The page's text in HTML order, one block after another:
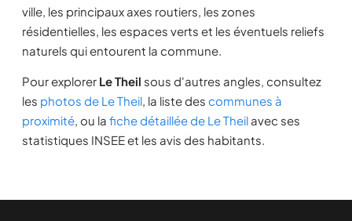
ville, les principaux axes routiers, les zones
résidentielles, les espaces verts et les éventuels reliefs
naturels qui entourent la commune.
Pour explorer Le Theil sous d'autres angles, consultez
les photos de Le Theil, la liste des communes à
proximité, ou la fiche détaillée de Le Theil avec ses
statistiques INSEE et les avis des habitants.